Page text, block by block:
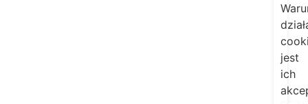
jest
ich